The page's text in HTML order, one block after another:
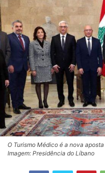
O Turismo Médico é a nova
Imagem: Presidência do Líbano